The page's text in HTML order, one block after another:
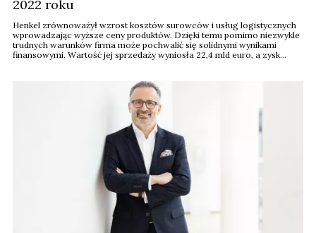
2022 roku
Henkel zrównoważył wzrost kosztów surowców i usług logistycznych
wprowadzając wyższe ceny produktów. Dzięki temu pomimo niezwykle
trudnych warunków firma może pochwalić się solidnymi wynikami
finansowymi. Wartość jej sprzedaży wyniosła 22,4 mld euro, a zysk